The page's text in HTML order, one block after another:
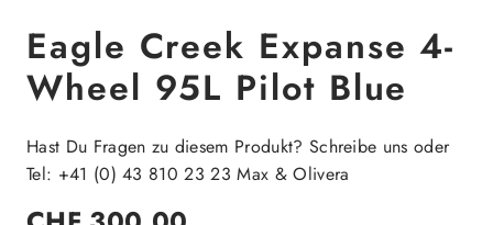
Eagle Creek Expanse 4-
Wheel 95L Pilot Blue
Hast Du Fragen zu diesem Produkt? Schreibe uns oder
Tel: +41 (0) 43 810 23 23 Max & Olivera
Regulärer